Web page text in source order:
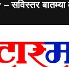
बातम्या